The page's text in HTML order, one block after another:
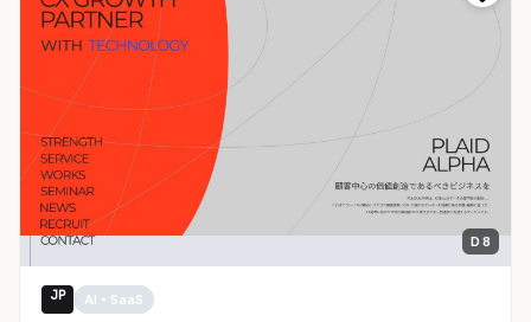
D 8
JP AI・SaaS